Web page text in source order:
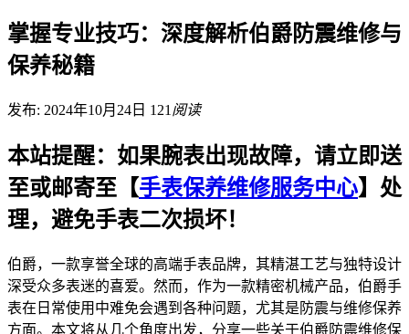
掌握专业技巧：深度解析伯爵防震维修与
保养秘籍
发布: 2024年10月24日 121 阅读
本站提醒：如果腕表出现故障，请立即送
至或邮寄至【手表保养维修服务中心】处
理，避免手表二次损坏！
伯爵，一款享誉全球的高端手表品牌，其精湛工艺与独特设计
深受众多表迷的喜爱。然而，作为一款精密机械产品，伯爵手
表在日常使用中难免会遇到各种问题，尤其是防震与维修保养
方面。本文将从几个角度出发，分享一些关于伯爵防震维修保